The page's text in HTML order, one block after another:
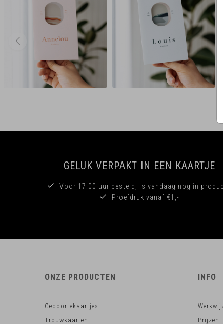
GELUK VERPAKT IN EEN KAARTJE
Voor 17:00 uur besteld, is vandaag nog in
Proefdruk vanaf €1,-
ONZE PRODUCTEN
Geboortekaartjes
Trouwkaarten
INFO
Prijzen